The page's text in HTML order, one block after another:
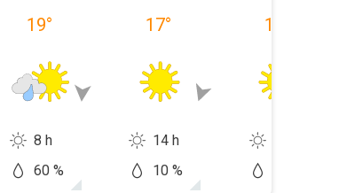
19°
8 h
60 %
17°
14 h
10 %
15